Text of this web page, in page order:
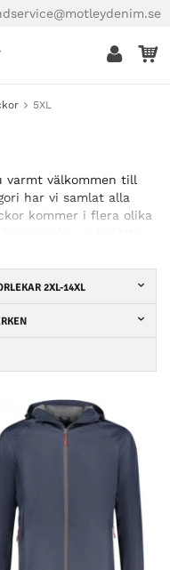
5XL
varmt välkommen till
har vi samlat alla
kommer i flera olika
jackor för
till exempel
efter en tunnare jacka
Våra jackor kommer
på märken du kan
och Duke. Ta
2XL-14XL